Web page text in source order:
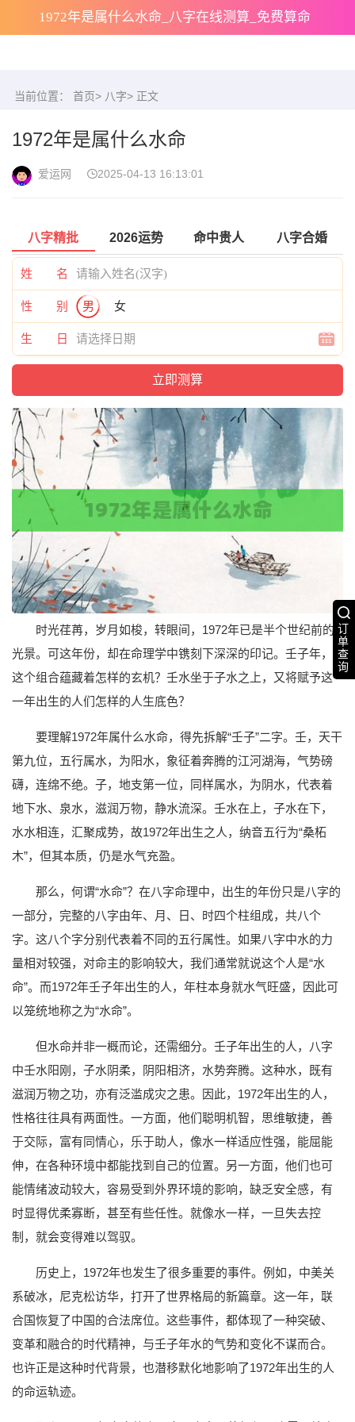
1972年是属什么水命_八字在线测算_免费算命
订
单
查
询
当前位置： 首页> 八字> 正文
1972年是属什么水命
爱运网 2025-04-13 16:13:01
八字精批 2026运势 命中贵人 八字合婚
姓 名
性 别 男 女
生 日
时光荏苒，岁月如梭，转眼间，1972年已是半个世纪前的
光景。可这年份，却在命理学中镌刻下深深的印记。壬子年，
这个组合蕴藏着怎样的玄机？壬水坐于子水之上，又将赋予这
一年出生的人们怎样的人生底色？
要理解1972年属什么水命，得先拆解“壬子”二字。壬，天干
第九位，五行属水，为阳水，象征着奔腾的江河湖海，气势磅
礴，连绵不绝。子，地支第一位，同样属水，为阴水，代表着
地下水、泉水，滋润万物，静水流深。壬水在上，子水在下，
水水相连，汇聚成势，故1972年出生之人，纳音五行为“桑柘
木”，但其本质，仍是水气充盈。
那么，何谓“水命”？在八字命理中，出生的年份只是八字的
一部分，完整的八字由年、月、日、时四个柱组成，共八个
字。这八个字分别代表着不同的五行属性。如果八字中水的力
量相对较强，对命主的影响较大，我们通常就说这个人是“水
命”。而1972年壬子年出生的人，年柱本身就水气旺盛，因此可
以笼统地称之为“水命”。
但水命并非一概而论，还需细分。壬子年出生的人，八字
中壬水阳刚，子水阴柔，阴阳相济，水势奔腾。这种水，既有
滋润万物之功，亦有泛滥成灾之患。因此，1972年出生的人，
性格往往具有两面性。一方面，他们聪明机智，思维敏捷，善
于交际，富有同情心，乐于助人，像水一样适应性强，能屈能
伸，在各种环境中都能找到自己的位置。另一方面，他们也可
能情绪波动较大，容易受到外界环境的影响，缺乏安全感，有
时显得优柔寡断，甚至有些任性。就像水一样，一旦失去控
制，就会变得难以驾驭。
历史上，1972年也发生了很多重要的事件。例如，中美关
系破冰，尼克松访华，打开了世界格局的新篇章。这一年，联
合国恢复了中国的合法席位。这些事件，都体现了一种突破、
变革和融合的时代精神，与壬子年水的气势和变化不谋而合。
也许正是这种时代背景，也潜移默化地影响了1972年出生的人
的命运轨迹。